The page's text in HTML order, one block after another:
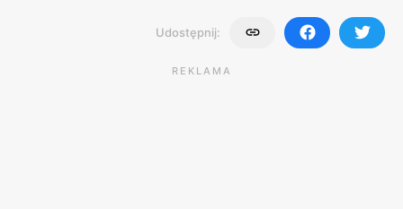
Udostępnij:
REKLAMA